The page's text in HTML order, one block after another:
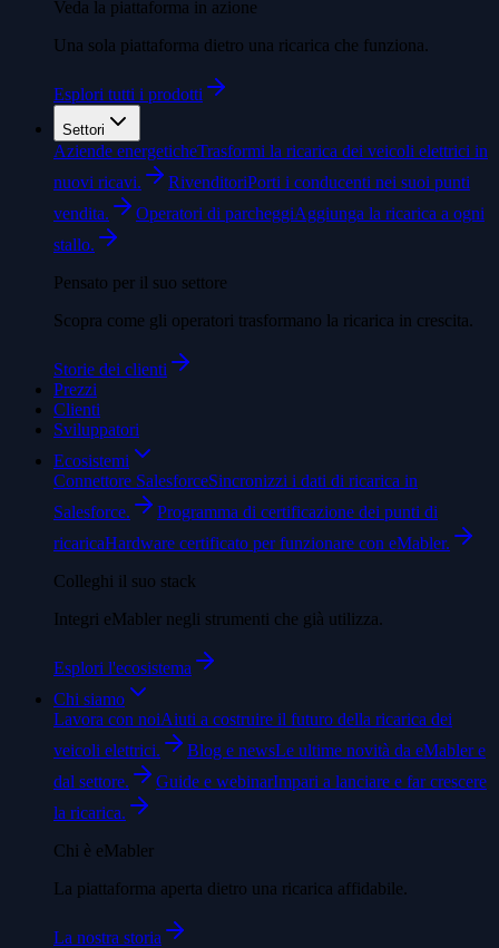
Veda la piattaforma in azione
Una sola piattaforma dietro una ricarica che funziona.
Esplori tutti i prodotti
Settori
Aziende energeticheTrasformi la ricarica dei veicoli elettrici in
nuovi ricavi.
RivenditoriPorti i conducenti nei suoi punti
vendita.
Operatori di parcheggiAggiunga la ricarica a ogni
stallo.
Pensato per il suo settore
Scopra come gli operatori trasformano la ricarica in crescita.
Storie dei clienti
Prezzi
Clienti
Sviluppatori
Ecosistemi
Connettore SalesforceSincronizzi i dati di ricarica in
Salesforce.
Programma di certificazione dei punti di
ricaricaHardware certificato per funzionare con eMabler.
Colleghi il suo stack
Integri eMabler negli strumenti che già utilizza.
Esplori l'ecosistema
Chi siamo
Lavora con noiAiuti a costruire il futuro della ricarica dei
veicoli elettrici.
Blog e newsLe ultime novità da eMabler e
dal settore.
Guide e webinarImpari a lanciare e far crescere
la ricarica.
Chi è eMabler
La piattaforma aperta dietro una ricarica affidabile.
La nostra storia